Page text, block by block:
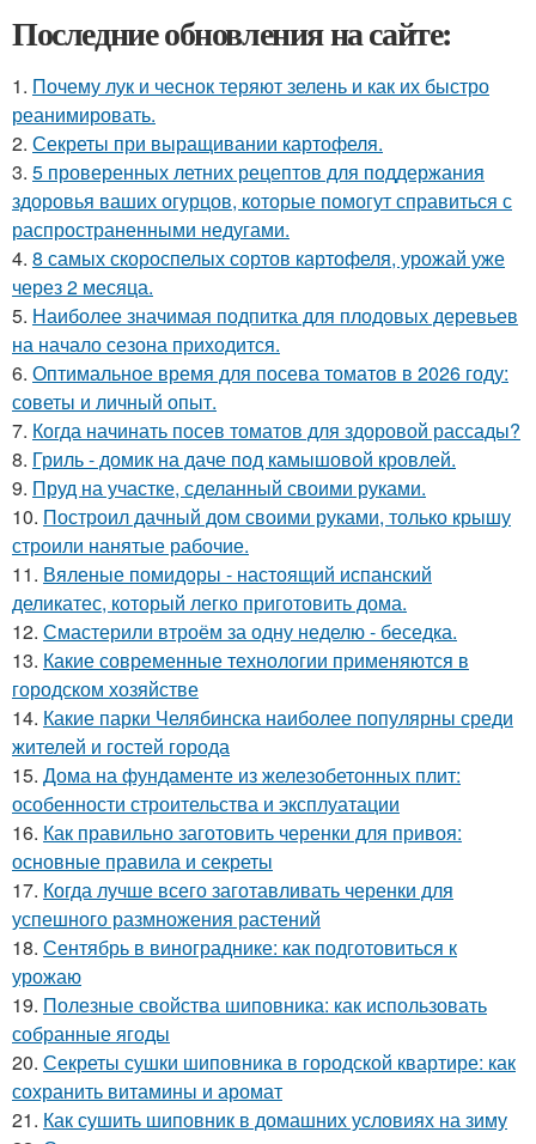
Последние обновления на сайте:
1. Почему лук и чеснок теряют зелень и как их быстро
реанимировать.
2. Секреты при выращивании картофеля.
3. 5 проверенных летних рецептов для поддержания
здоровья ваших огурцов, которые помогут справиться с
распространенными недугами.
4. 8 самых скороспелых сортов картофеля, урожай уже
через 2 месяца.
5. Наиболее значимая подпитка для плодовых деревьев
на начало сезона приходится.
6. Оптимальное время для посева томатов в 2026 году:
советы и личный опыт.
7. Когда начинать посев томатов для здоровой рассады?
8. Гриль - домик на даче под камышовой кровлей.
9. Пруд на участке, сделанный своими руками.
10. Построил дачный дом своими руками, только крышу
строили нанятые рабочие.
11. Вяленые помидоры - настоящий испанский
деликатес, который легко приготовить дома.
12. Смастерили втроём за одну неделю - беседка.
13. Какие современные технологии применяются в
городском хозяйстве
14. Какие парки Челябинска наиболее популярны среди
жителей и гостей города
15. Дома на фундаменте из железобетонных плит:
особенности строительства и эксплуатации
16. Как правильно заготовить черенки для привоя:
основные правила и секреты
17. Когда лучше всего заготавливать черенки для
успешного размножения растений
18. Сентябрь в винограднике: как подготовиться к
урожаю
19. Полезные свойства шиповника: как использовать
собранные ягоды
20. Секреты сушки шиповника в городской квартире: как
сохранить витамины и аромат
21. Как сушить шиповник в домашних условиях на зиму